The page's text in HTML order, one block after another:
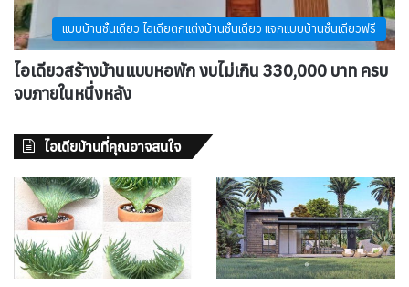
แบบบ้านชั้นเดียว ไอเดียตกแต่งบ้านชั้นเดียว แจกแบบบ้านชั้นเดียวฟรี
ไอเดียวสร้างบ้านแบบหอพัก งบไม่เกิน 330,000 บาท ครบ
จบภายในหนึ่งหลัง
ไอเดียบ้านที่คุณอาจสนใจ